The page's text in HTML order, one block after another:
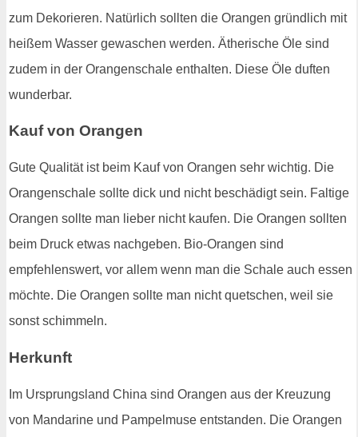
zum Dekorieren. Natürlich sollten die Orangen gründlich mit
heißem Wasser gewaschen werden. Ätherische Öle sind
zudem in der Orangenschale enthalten. Diese Öle duften
wunderbar.
Kauf von Orangen
Gute Qualität ist beim Kauf von Orangen sehr wichtig. Die
Orangenschale sollte dick und nicht beschädigt sein. Faltige
Orangen sollte man lieber nicht kaufen. Die Orangen sollten
beim Druck etwas nachgeben. Bio-Orangen sind
empfehlenswert, vor allem wenn man die Schale auch essen
möchte. Die Orangen sollte man nicht quetschen, weil sie
sonst schimmeln.
Herkunft
Im Ursprungsland China sind Orangen aus der Kreuzung
von Mandarine und Pampelmuse entstanden. Die Orangen